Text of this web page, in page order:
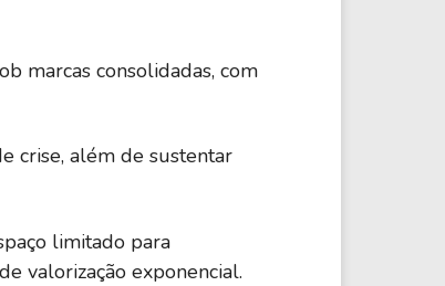
marcas consolidadas, com
crise, além de sustentar
limitado para
valorização exponencial.